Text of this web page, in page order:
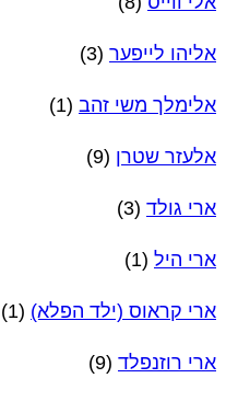
אליהו לייפער (3)
אלימלך משי זהב (1)
אלעזר שטרן (9)
ארי גולד (3)
ארי היל (1)
ארי קראוס (ילד הפלא) (1)
ארי רוזנפלד (9)